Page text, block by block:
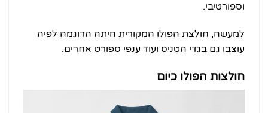
וספורטיבי.
למעשה, חולצת הפולו המקורית היתה הדוגמה לפיה
עוצבו גם בגדי הטניס ועוד ענפי ספורט אחרים.
חולצות הפולו כיום